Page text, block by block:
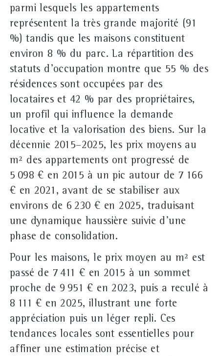
parmi lesquels les appartements
représentent la très grande majorité (91
%) tandis que les maisons constituent
environ 8 % du parc. La répartition des
statuts d'occupation montre que 55 % des
résidences sont occupées par des
locataires et 42 % par des propriétaires,
un profil qui influence la demande
locative et la valorisation des biens. Sur la
décennie 2015–2025, les prix moyens au
m² des appartements ont progressé de
5 098 € en 2015 à un pic autour de 7 166
€ en 2021, avant de se stabiliser aux
environs de 6 230 € en 2025, traduisant
une dynamique haussière suivie d'une
phase de consolidation.
Pour les maisons, le prix moyen au m² est
passé de 7 411 € en 2015 à un sommet
proche de 9 951 € en 2023, puis a reculé à
8 111 € en 2025, illustrant une forte
appréciation puis un léger repli. Ces
tendances locales sont essentielles pour
affiner une estimation précise et